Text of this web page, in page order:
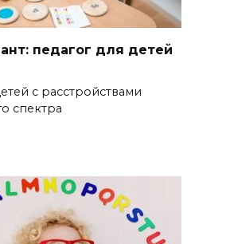
педагог для детей
с расстройствами
спектра